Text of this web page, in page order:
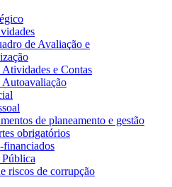
de Avaliação e
e Contas
de planeamento e gestão
obrigatórios
financiados
riscos de corrupção